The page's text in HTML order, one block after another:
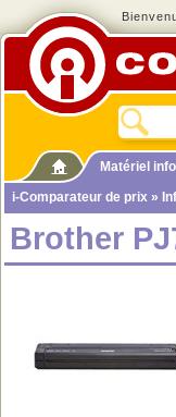
Matériel
i-Comparateur de prix »
Brother